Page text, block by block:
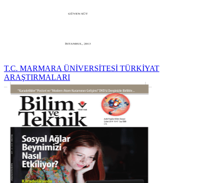
T.C. MARMARA ÜNİVERSİTESİ TÜRKİYAT
ARAŞTIRMALARI